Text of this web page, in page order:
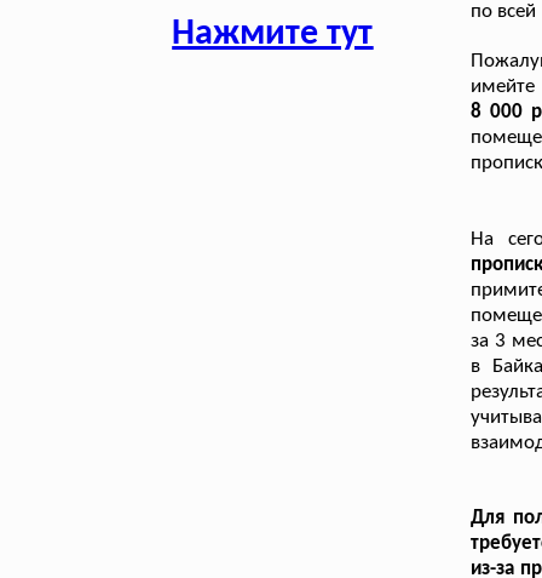
Нажмите тут
по
имейте
8 000
На
за 3
в
Для
из-за